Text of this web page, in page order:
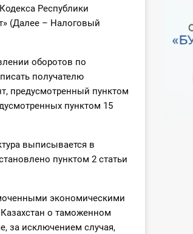
Кодекса Республики
(Далее – Налоговый
оборотов по
получателю
предусмотренный пунктом
пунктом 15
выписывается в
пунктом 2 статьи
экономическими
о таможенном
за исключением случая,